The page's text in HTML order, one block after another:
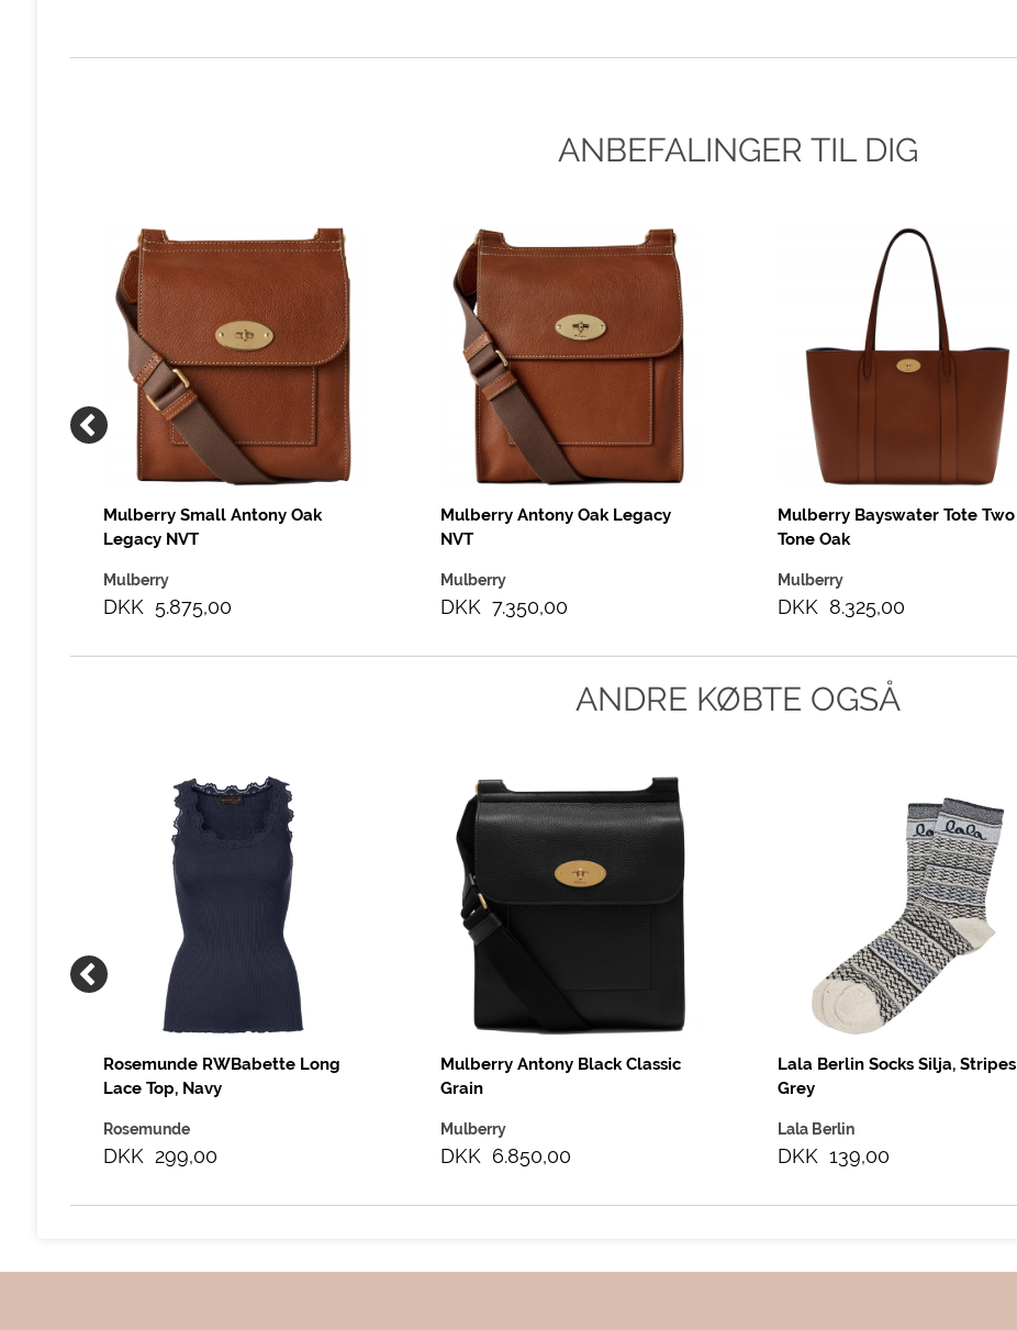
ANBEFALINGER TIL DIG
Mulberry Small Antony Oak
Legacy NVT
Mulberry
DKK 5.875,00
Mulberry Antony Oak Legacy
NVT
Mulberry
DKK 7.350,00
Mulberry Bayswater Tote Two
Tone Oak
Mulberry
DKK 8.325,00
ANDRE KØBTE OGSÅ
Rosemunde RWBabette Long
Lace Top, Navy
Rosemunde
DKK 299,00
Mulberry Antony Black Classic
Grain
Mulberry
DKK 6.850,00
Lala Berlin Socks Silja, Stripes
Grey
Lala Berlin
DKK 139,00